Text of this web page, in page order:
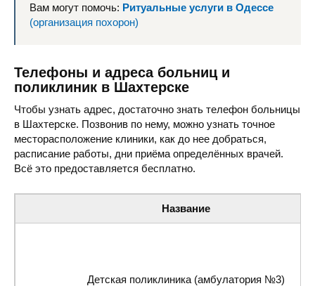
Вам могут помочь: Ритуальные услуги в Одессе
(организация похорон)
Телефоны и адреса больниц и
поликлиник в Шахтерске
Чтобы узнать адрес, достаточно знать телефон больницы
в Шахтерске. Позвонив по нему, можно узнать точное
месторасположение клиники, как до нее добраться,
расписание работы, дни приёма определённых врачей.
Всё это предоставляется бесплатно.
Название
Детская поликлиника (амбулатория №3)